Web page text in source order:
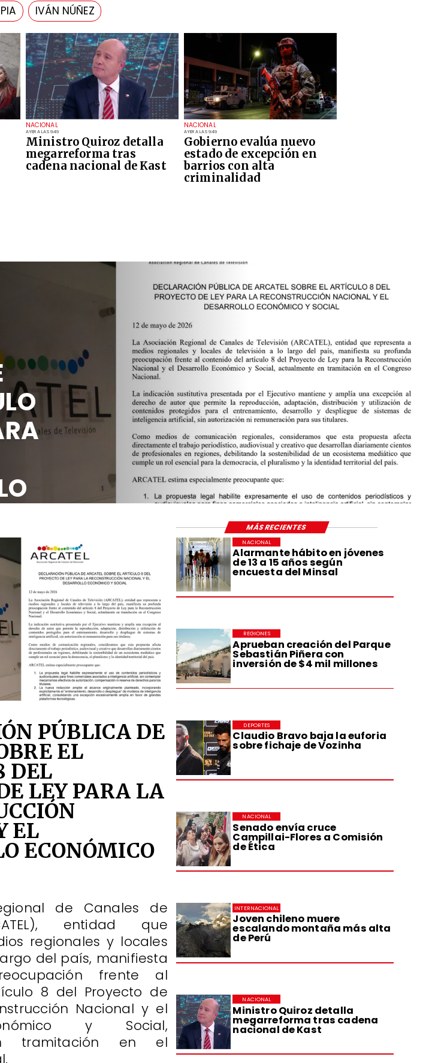
NACIONAL
AYER A LAS 9:49
Ministro Quiroz detalla
megarreforma tras
cadena nacional de Kast
NACIONAL
AYER A LAS 9:49
Gobierno evalúa nuevo
estado de excepción en
barrios con alta
criminalidad
IVÁN NÚÑEZ
Alarmante hábito en jóvenes
de 13 a 15 años según
encuesta del Minsal
NACIONAL
Aprueban creación del Parque
Sebastián Piñera con
inversión de $4 mil millones
REGIONES
Claudio Bravo baja la euforia
sobre fichaje de Vozinha
DEPORTES
Senado envía cruce
Campillai-Flores a Comisión
de Ética
NACIONAL
Joven chileno muere
escalando montaña más alta
de Perú
INTERNACIONAL
Ministro Quiroz detalla
megarreforma tras cadena
nacional de Kast
NACIONAL
PÚBLICA DE
EL
DEL
LEY PARA LA
EL
ECONÓMICO
de Canales de
entidad que
regionales y locales
del país, manifiesta
frente al
8 del Proyecto de
Nacional y el
y Social,
tramitación en el
MÁS RECIENTES